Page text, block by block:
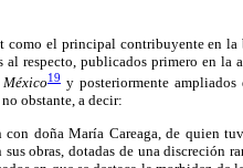
como el principal contribuyente en la
respecto, publicados primero en la
19 y posteriormente ampliados
obstante, a decir:
doña María Careaga, de quien
obras, dotadas de una discreción